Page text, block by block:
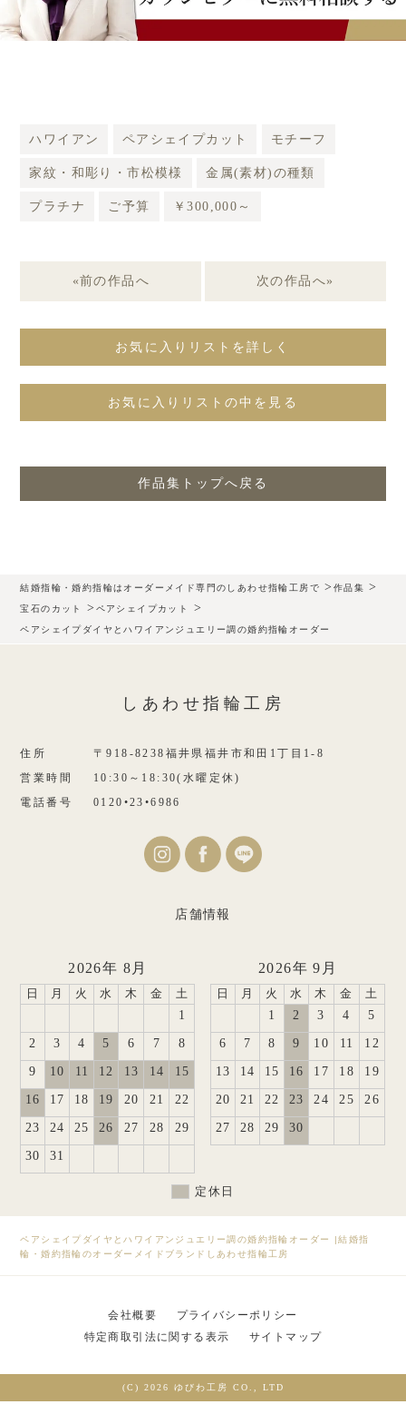
ペアシェイプダイヤとハワイアンジュエリー調の婚約指輪オーダー |結婚指
輪・婚約指輪のオーダーメイドブランドしあわせ指輪工房
ハワイアン ペアシェイプカット モチーフ
家紋・和彫り・市松模様 金属(素材)の種類
プラチナ ご予算 ￥300,000～
«前の作品へ 次の作品へ»
お気に入りリストを詳しく
お気に入りリストの中を見る
作品集トップへ戻る
結婚指輪・婚約指輪はオーダーメイド専門のしあわせ指輪工房で > 作品集 >
宝石のカット > ペアシェイプカット >
ペアシェイプダイヤとハワイアンジュエリー調の婚約指輪オーダー
しあわせ指輪工房
住所
〒918-8238福井県福井市和田1丁目1-8
営業時間
10:30～18:30(水曜定休)
電話番号
0120•23•6986
店舗情報
2026年 8月
日 月 火 水 木 金 土
1
2 3 4 5 6 7 8
9 10 11 12 13 14 15
16 17 18 19 20 21 22
23 24 25 26 27 28 29
30 31
2026年 9月
日 月 火 水 木 金 土
1 2 3 4 5
6 7 8 9 10 11 12
13 14 15 16 17 18 19
20 21 22 23 24 25 26
27 28 29 30
定休日
会社概要
プライバシーポリシー
特定商取引法に関する表示
サイトマップ
(C) 2026 ゆびわ工房 CO., LTD